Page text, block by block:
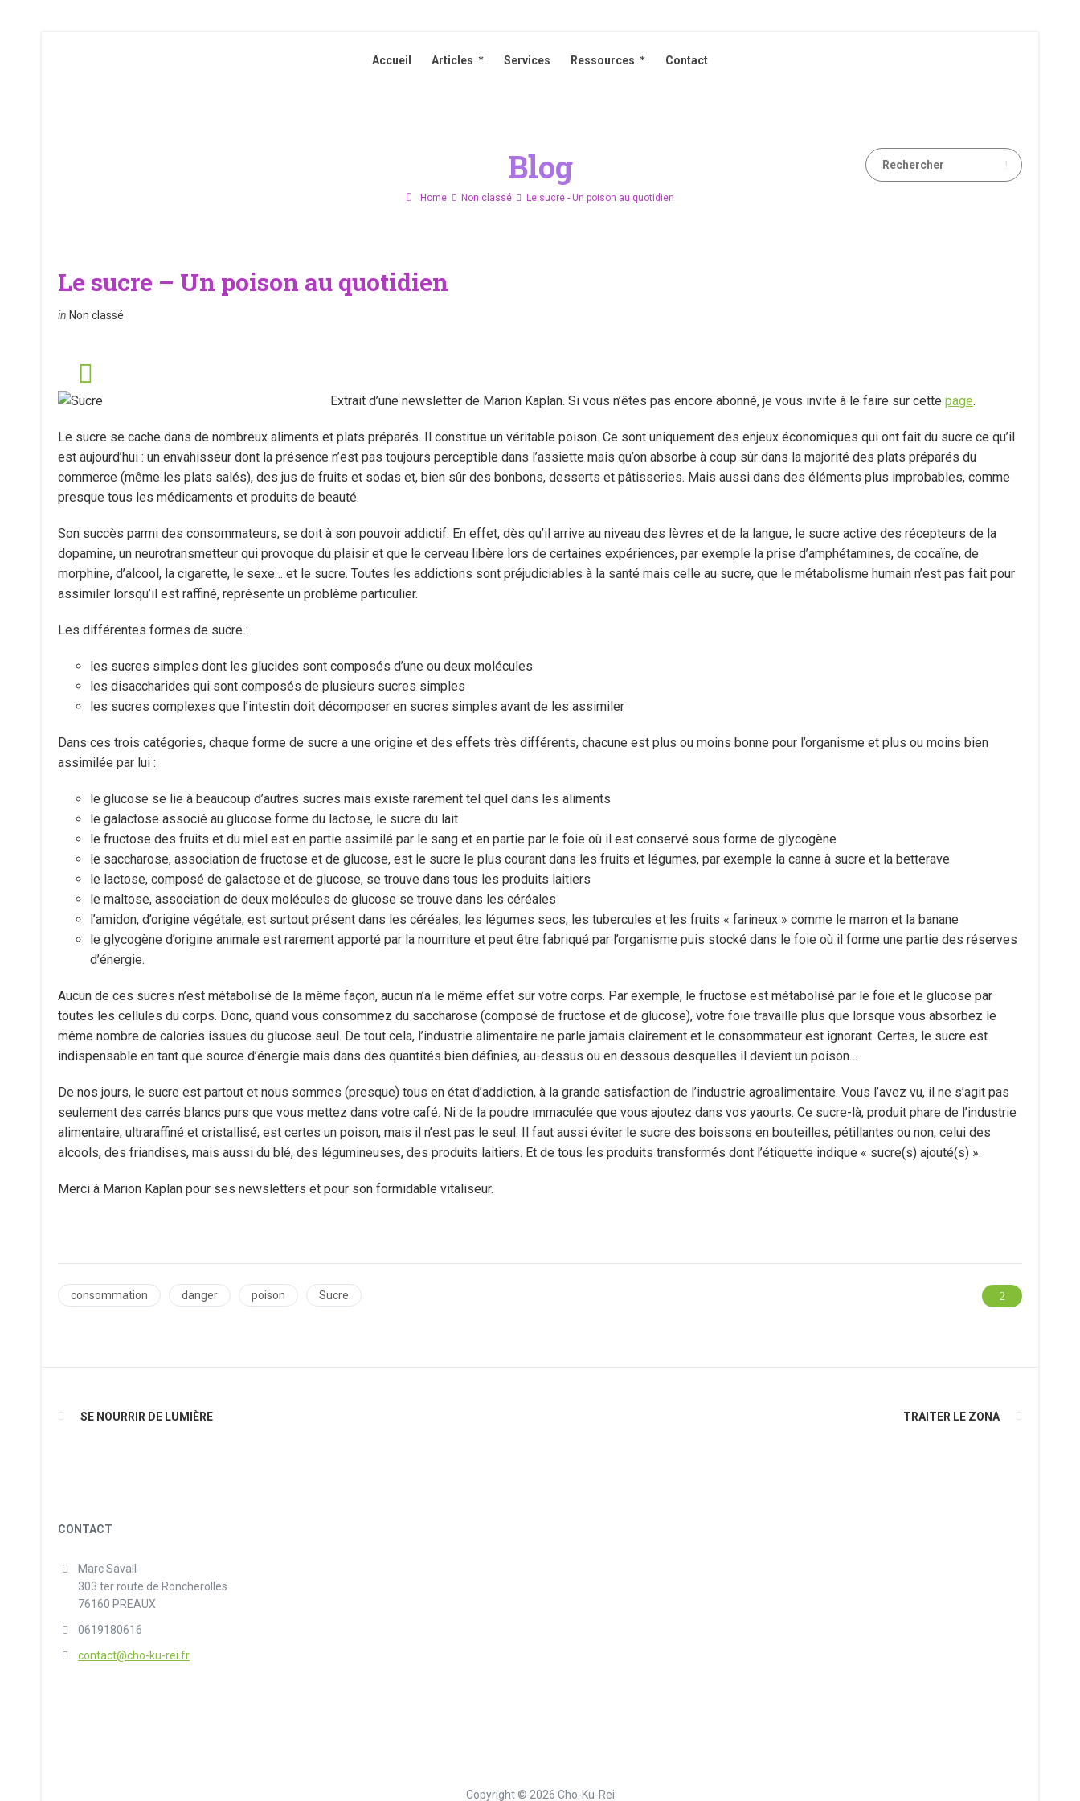
Accueil Articles Services Ressources Contact
Blog
Home Non classé Le sucre - Un poison au quotidien
Le sucre – Un poison au quotidien
in Non classé
Extrait d’une newsletter de Marion Kaplan. Si vous n’êtes pas encore abonné, je vous invite à le faire sur cette page.
Le sucre se cache dans de nombreux aliments et plats préparés. Il constitue un véritable poison. Ce sont uniquement des enjeux économiques qui ont fait du sucre ce qu’il
est aujourd’hui : un envahisseur dont la présence n’est pas toujours perceptible dans l’assiette mais qu’on absorbe à coup sûr dans la majorité des plats préparés du
commerce (même les plats salés), des jus de fruits et sodas et, bien sûr des bonbons, desserts et pâtisseries. Mais aussi dans des éléments plus improbables, comme
presque tous les médicaments et produits de beauté.
Son succès parmi des consommateurs, se doit à son pouvoir addictif. En effet, dès qu’il arrive au niveau des lèvres et de la langue, le sucre active des récepteurs de la
dopamine, un neurotransmetteur qui provoque du plaisir et que le cerveau libère lors de certaines expériences, par exemple la prise d’amphétamines, de cocaïne, de
morphine, d’alcool, la cigarette, le sexe… et le sucre. Toutes les addictions sont préjudiciables à la santé mais celle au sucre, que le métabolisme humain n’est pas fait pour
assimiler lorsqu’il est raffiné, représente un problème particulier.
Les différentes formes de sucre :
les sucres simples dont les glucides sont composés d’une ou deux molécules
les disaccharides qui sont composés de plusieurs sucres simples
les sucres complexes que l’intestin doit décomposer en sucres simples avant de les assimiler
Dans ces trois catégories, chaque forme de sucre a une origine et des effets très différents, chacune est plus ou moins bonne pour l’organisme et plus ou moins bien
assimilée par lui :
le glucose se lie à beaucoup d’autres sucres mais existe rarement tel quel dans les aliments
le galactose associé au glucose forme du lactose, le sucre du lait
le fructose des fruits et du miel est en partie assimilé par le sang et en partie par le foie où il est conservé sous forme de glycogène
le saccharose, association de fructose et de glucose, est le sucre le plus courant dans les fruits et légumes, par exemple la canne à sucre et la betterave
le lactose, composé de galactose et de glucose, se trouve dans tous les produits laitiers
le maltose, association de deux molécules de glucose se trouve dans les céréales
l’amidon, d’origine végétale, est surtout présent dans les céréales, les légumes secs, les tubercules et les fruits « farineux » comme le marron et la banane
le glycogène d’origine animale est rarement apporté par la nourriture et peut être fabriqué par l’organisme puis stocké dans le foie où il forme une partie des réserves
d’énergie.
Aucun de ces sucres n’est métabolisé de la même façon, aucun n’a le même effet sur votre corps. Par exemple, le fructose est métabolisé par le foie et le glucose par
toutes les cellules du corps. Donc, quand vous consommez du saccharose (composé de fructose et de glucose), votre foie travaille plus que lorsque vous absorbez le
même nombre de calories issues du glucose seul. De tout cela, l’industrie alimentaire ne parle jamais clairement et le consommateur est ignorant. Certes, le sucre est
indispensable en tant que source d’énergie mais dans des quantités bien définies, au-dessus ou en dessous desquelles il devient un poison…
De nos jours, le sucre est partout et nous sommes (presque) tous en état d’addiction, à la grande satisfaction de l’industrie agroalimentaire. Vous l’avez vu, il ne s’agit pas
seulement des carrés blancs purs que vous mettez dans votre café. Ni de la poudre immaculée que vous ajoutez dans vos yaourts. Ce sucre-là, produit phare de l’industrie
alimentaire, ultraraffiné et cristallisé, est certes un poison, mais il n’est pas le seul. Il faut aussi éviter le sucre des boissons en bouteilles, pétillantes ou non, celui des
alcools, des friandises, mais aussi du blé, des légumineuses, des produits laitiers. Et de tous les produits transformés dont l’étiquette indique « sucre(s) ajouté(s) ».
Merci à Marion Kaplan pour ses newsletters et pour son formidable vitaliseur.
consommation danger poison Sucre
SE NOURRIR DE LUMIÈRE TRAITER LE ZONA
CONTACT
Marc Savall
303 ter route de Roncherolles
76160 PREAUX
0619180616
contact@cho-ku-rei.fr
Copyright © 2026 Cho-Ku-Rei